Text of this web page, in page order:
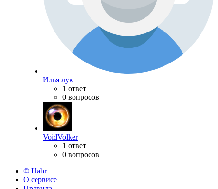
Илья лук
1 ответ
0 вопросов
VoidVolker
1 ответ
0 вопросов
© Habr
О сервисе